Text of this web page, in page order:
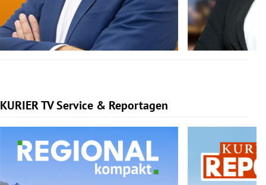
KURIER TV Service & Reportagen
Slide 1 von 3